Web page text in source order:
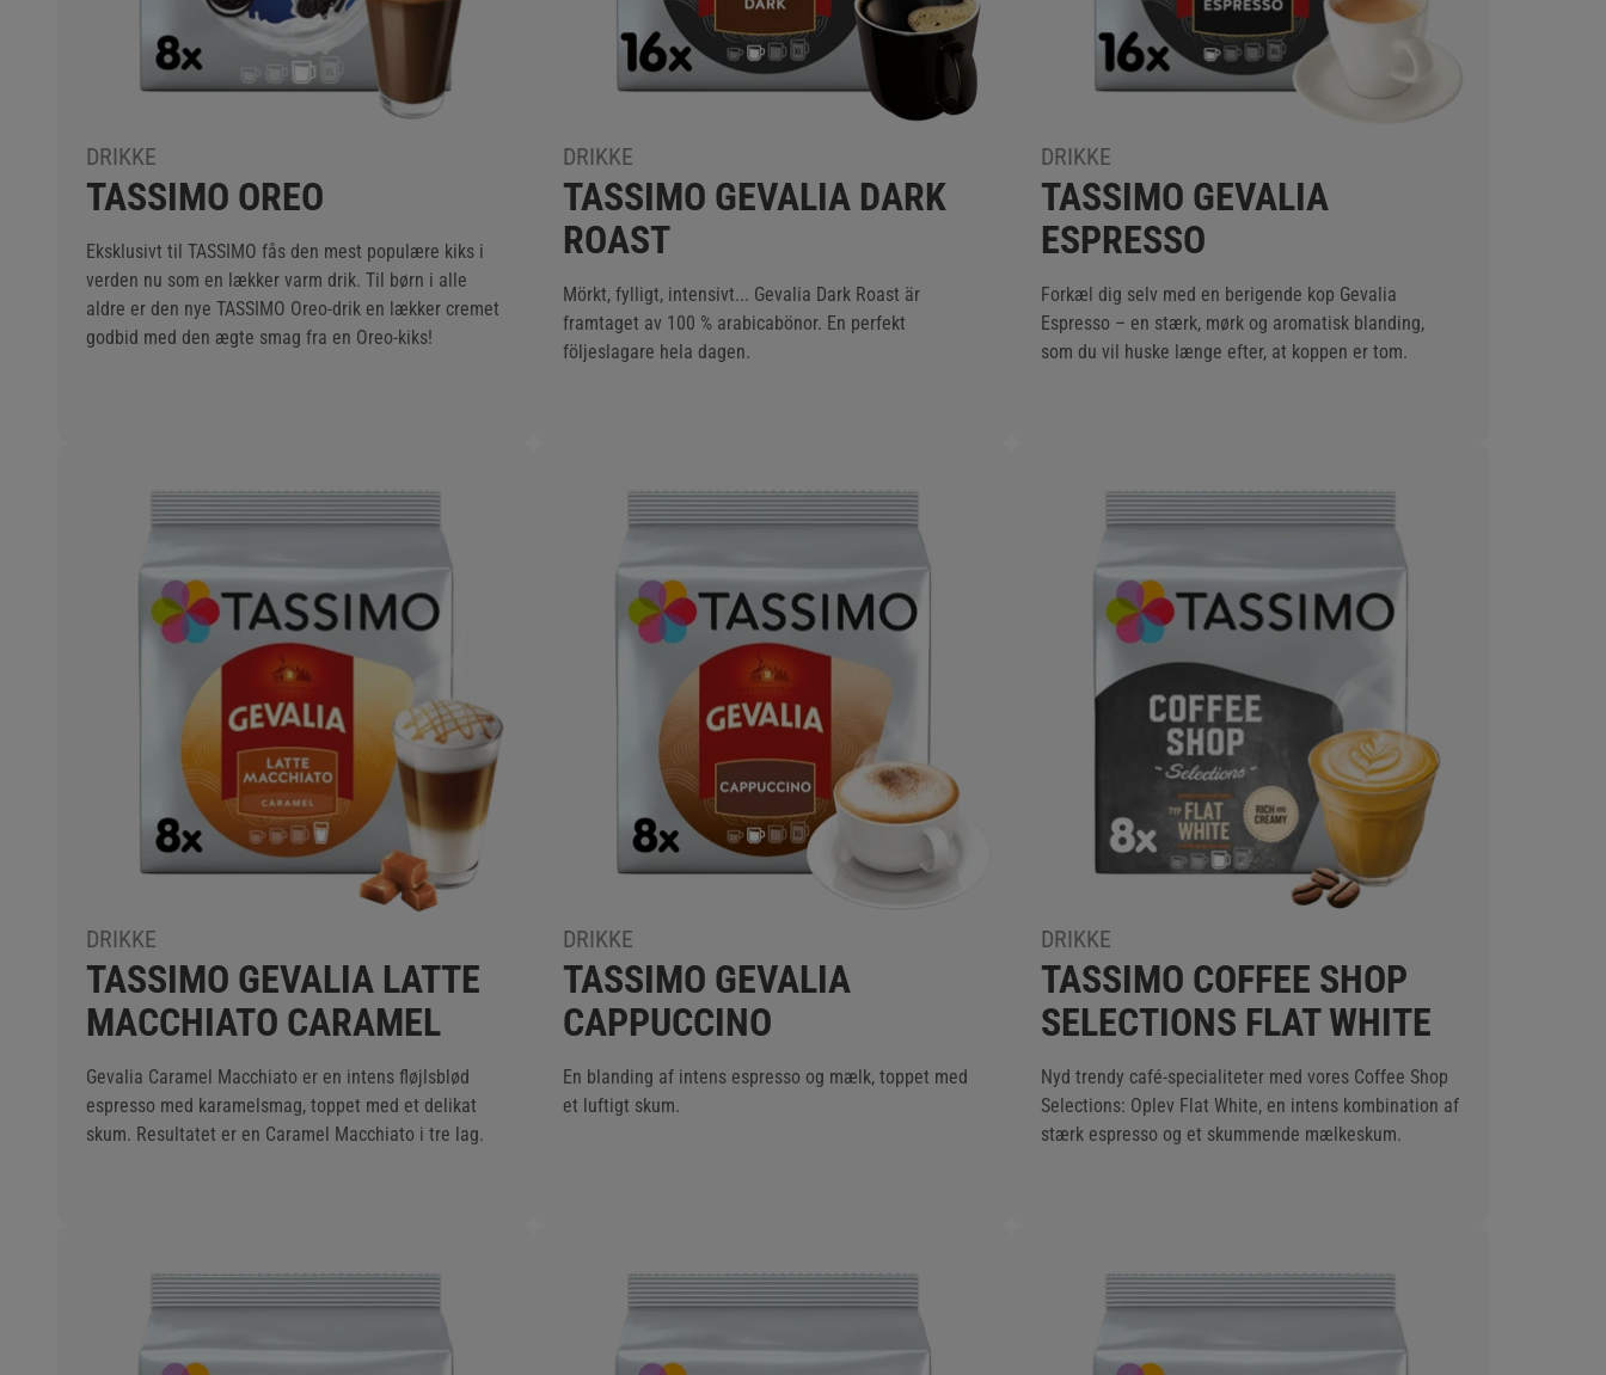
DRIKKE
TASSIMO OREO
Eksklusivt til TASSIMO fås den mest populære kiks i
verden nu som en lækker varm drik. Til børn i alle
aldre er den nye TASSIMO Oreo-drik en lækker cremet
godbid med den ægte smag fra en Oreo-kiks!
DRIKKE
TASSIMO GEVALIA DARK
ROAST
Mörkt, fylligt, intensivt... Gevalia Dark Roast är
framtaget av 100 % arabicabönor. En perfekt
följeslagare hela dagen.
DRIKKE
TASSIMO GEVALIA
ESPRESSO
Forkæl dig selv med en berigende kop Gevalia
Espresso – en stærk, mørk og aromatisk blanding,
som du vil huske længe efter, at koppen er tom.
DRIKKE
TASSIMO GEVALIA LATTE
MACCHIATO CARAMEL
Gevalia Caramel Macchiato er en intens fløjlsblød
espresso med karamelsmag, toppet med et delikat
skum. Resultatet er en Caramel Macchiato i tre lag.
DRIKKE
TASSIMO GEVALIA
CAPPUCCINO
En blanding af intens espresso og mælk, toppet med
et luftigt skum.
DRIKKE
TASSIMO COFFEE SHOP
SELECTIONS FLAT WHITE
Nyd trendy café-specialiteter med vores Coffee Shop
Selections: Oplev Flat White, en intens kombination af
stærk espresso og et skummende mælkeskum.